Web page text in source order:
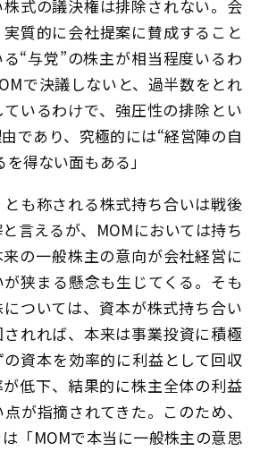
式の議決権は排除されない。会
質的に会社提案に賛成すること
“与党”の株主が相当程度いるわ
で決議しないと、過半数をとれ
いるわけで、強圧性の排除とい
であり、究極的には“経営陣の自
得ない面もある」
とも称される株式持ち合いは戦後
言えるが、MOMにおいては持ち
の一般株主の意向が会社経営に
狭まる懸念も生じてくる。そも
ついては、資本が株式持ち合い
れれば、本来は事業投資に積極
資本を効率的に利益として回収
低下、結果的に株主全体の利益
が指摘されてきた。このため、
「MOMで本当に一般株主の意思